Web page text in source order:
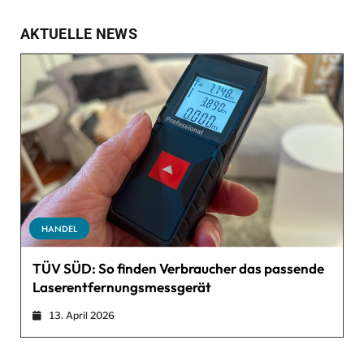
AKTUELLE NEWS
HANDEL
TÜV SÜD: So finden Verbraucher das passende
Laserentfernungsmessgerät
13. April 2026